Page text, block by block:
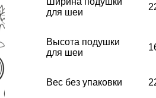
для шеи
Высота подушки
для шеи
Вес без упаковки